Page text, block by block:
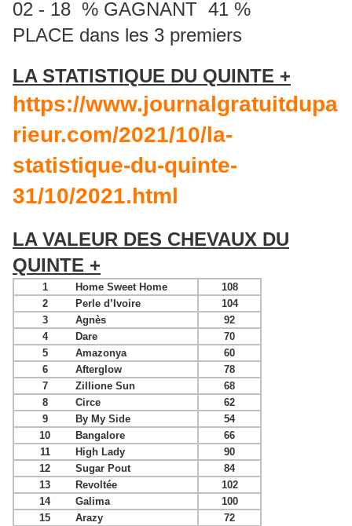
02 - 18 % GAGNANT 41 %
PLACE dans les 3 premiers
LA STATISTIQUE DU QUINTE +
https://www.journalgratuitdupa
rieur.com/2021/10/la-
statistique-du-quinte-
31/10/2021.html
LA VALEUR DES CHEVAUX DU
QUINTE +
1 Home Sweet Home
108
2
Perle d’Ivoire
104
3
Agnès
92
4
Dare
70
5
Amazonya
60
6
Afterglow
78
7
Zillione Sun
68
8
Circe
62
9
By My Side
54
10
Bangalore
66
11
High Lady
90
12
Sugar Pout
84
13
Revoltée
102
14
Galima
100
15
Arazy
72